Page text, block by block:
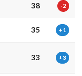
38 -2
35 +1
33 +3